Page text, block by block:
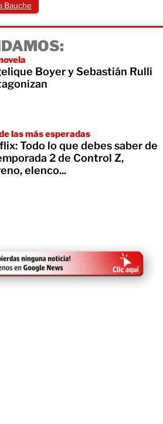
Bauche
Boyer y Sebastián Rulli
las más esperadas
Todo lo que debes saber de
2 de Control Z,
elenco...